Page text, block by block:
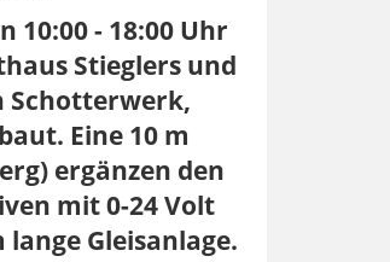
10:00 - 18:00 Uhr
Stieglers und
Schotterwerk,
Eine 10 m
ergänzen den
mit 0-24 Volt
Gleisanlage.